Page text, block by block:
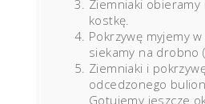
Ziemniaki obieramy
kostkę.
Pokrzywę myjemy
siekamy na drobno
Ziemniaki i
odcedzonego
Gotujemy jeszcze